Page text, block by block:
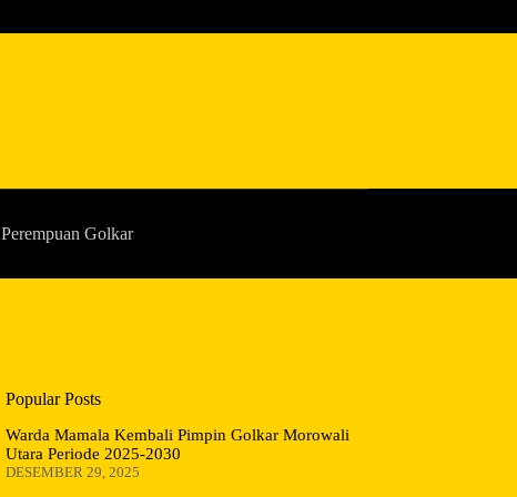
Perempuan Golkar
Popular Posts
Warda Mamala Kembali Pimpin Golkar Morowali
Utara Periode 2025-2030
DESEMBER 29, 2025